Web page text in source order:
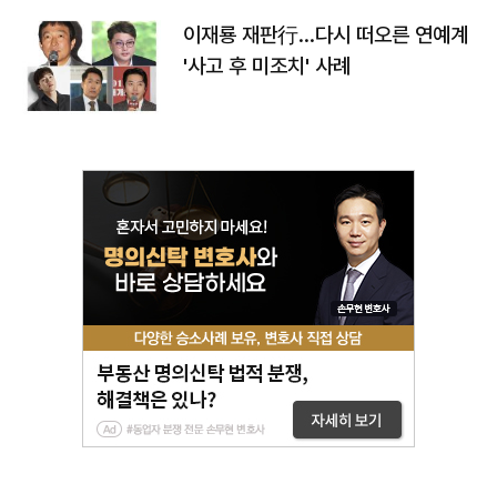
이재룡 재판行…다시 떠오른 연예계
'사고 후 미조치' 사례